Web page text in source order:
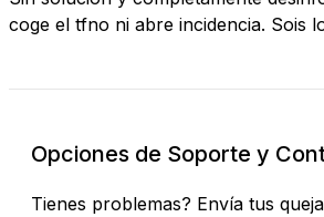
coge el tfno ni abre incidencia. Sois
Opciones de Soporte y
Tienes problemas? Envía tus